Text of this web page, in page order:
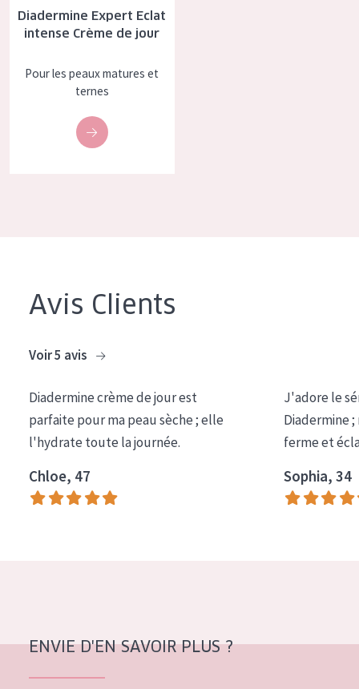
COLLECTION
Lift+
TYPE DE PEAU
Peau ménopausée
Âge : 35 à 55 ans
Âge : 55+
Diadermine Expert Eclat
intense Crème de jour
Pour les peaux matures et
ternes
Avis Clients
Voir 5 avis
Diadermine crème de jour est
parfaite pour ma peau sèche ; elle
l'hydrate toute la journée.
Chloe, 47
J'adore le
Diadermine
ferme et
Sophia, 34
ENVIE D'EN SAVOIR PLUS ?